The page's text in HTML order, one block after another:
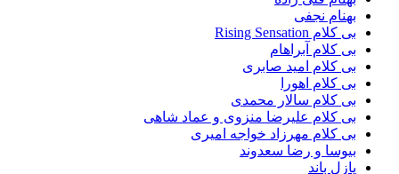
بهنام نجفی
بی کلام Rising Sensation
بی کلام آبراهام
بی کلام امید صابری
بی کلام اهورا
بی کلام سالار محمدی
بی کلام علیرضا منزوی و عماد شاهی
بی کلام مهرزاد خواجه امیری
بیوسا و رضا سعدوند
پازل باند